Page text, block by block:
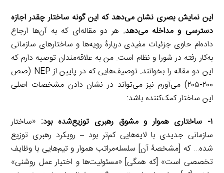
این نمایش بصری نشان می‌دهد که این گونه ساختار چقدر اجازه
دسترسی و مداخله می‌دهد. هر دو مقاله‌ای که به آن‌ها ارجاع
داده‌ام حاوی جزئیات مفیدی دربارۀ رویه‌ها و ساختار‌های سازمانی
به‌کار رفته در شورا و نظام است. من به علاقه‌مندان توصیه دارم که
این دو مقاله را بخوانند. توصیف‌هایی که در پایین از NEP (صص
۲۰۰-۲۰۵) می‌آورم نیز می‌تواند در نشان دادن مشخصات اصلی
این ساختار کمک‌کننده باشد:
۱- ساختاری هموار و مشوق رهبری توزیع‌شده بود:
«ساختار
سازمانی جدیدی با لایه‌هایی کم‌تر بود – رویکرد رهبری توزیع
شده… که [مشخصۀ آن] سلسله‌مراتب هموار و تیم‌هایی با وظایف
تخصصی است» [که همگی] «مسئولیت‌ها و اختیار عمل روشنی»